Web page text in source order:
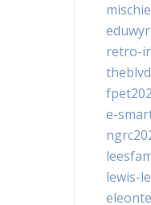
retro-
e-
lewis-